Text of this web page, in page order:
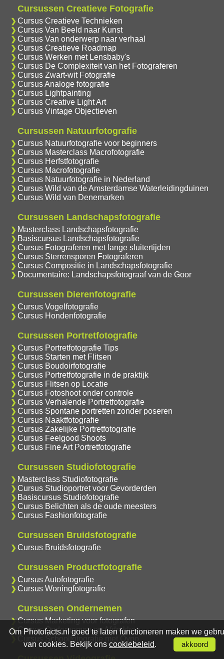
Cursussen Creatieve Fotografie
Cursus Creatieve Technieken
Cursus Van Beeld naar Kunst
Cursus Van onderwerp naar verhaal
Cursus Creatieve Roadmap
Cursus Werken met Lensbaby's
Cursus De Complexiteit van het Fotograferen
Cursus Zwart-wit Fotografie
Cursus Analoge fotografie
Cursus Lightpainting
Cursus Creative Light Art
Cursus Vintage Objectieven
Cursussen Natuurfotografie
Cursus Natuurfotografie voor beginners
Cursus Masterclass Macrofotografie
Cursus Herfstfotografie
Cursus Macrofotografie
Cursus Natuurfotografie in Nederland
Cursus Wild van de Amsterdamse Waterleidingduinen
Cursus Wild van Denemarken
Cursussen Landschapsfotografie
Masterclass Landschapsfotografie
Basiscursus Landschapsfotografie
Cursus Fotograferen met lange sluitertijden
Cursus Sterrensporen Fotograferen
Cursus Compositie in Landschapsfotografie
Documentaire: Landschapsfotograaf van de Goor
Cursussen Dierenfotografie
Cursus Vogelfotografie
Cursus Hondenfotografie
Cursussen Portretfotografie
Cursus Portretfotografie Tips
Cursus Starten met Flitsen
Cursus Boudoirfotografie
Cursus Portretfotografie in de praktijk
Cursus Flitsen op Locatie
Cursus Fotoshoot onder controle
Cursus Verhalende Portretfotografie
Cursus Spontane portretten zonder poseren
Cursus Naaktfotografie
Cursus Zakelijke Portretfotografie
Cursus Feelgood Shoots
Cursus Fine Art Portretfotografie
Cursussen Studiofotografie
Masterclass Studiofotografie
Cursus Studioportret voor Gevorderden
Basiscursus Studiofotografie
Cursus Belichten als de oude meesters
Cursus Fashionfotografie
Cursussen Bruidsfotografie
Cursus Bruidsfotografie
Cursussen Productfotografie
Cursus Autofotografie
Cursus Woningfotografie
Cursussen Ondernemen
Cursus Marketing voor fotografen
Cursus Ondernemen en Afdrukken
Cursus Schoolfotografie met Oypo
Om Photofacts.nl goed te laten functioneren maken we
van cookies. Bekijk ons cookiebeleid. akkoord